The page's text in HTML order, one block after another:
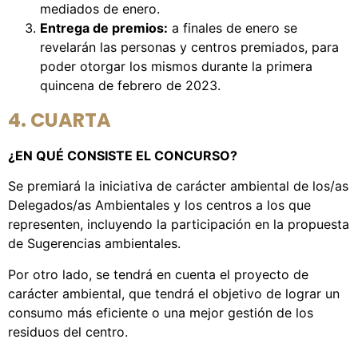
mediados de enero.
Entrega de premios: a finales de enero se
revelarán las personas y centros premiados, para
poder otorgar los mismos durante la primera
quincena de febrero de 2023.
4. CUARTA
¿EN QUÉ CONSISTE EL CONCURSO?
Se premiará la iniciativa de carácter ambiental de los/as
Delegados/as Ambientales y los centros a los que
representen, incluyendo la participación en la propuesta
de Sugerencias ambientales.
Por otro lado, se tendrá en cuenta el proyecto de
carácter ambiental, que tendrá el objetivo de lograr un
consumo más eficiente o una mejor gestión de los
residuos del centro.